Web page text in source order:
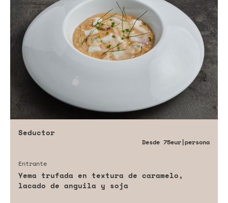
Seductor
Desde 75eur|persona
Entrante
Yema trufada en textura de caramelo,
lacado de anguila y soja